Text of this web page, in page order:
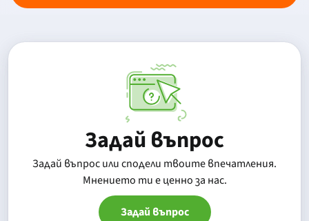
Задай въпрос
Задай въпрос или сподели твоите впечатления.
Mнението ти е ценно за нас.
Задай въпрос